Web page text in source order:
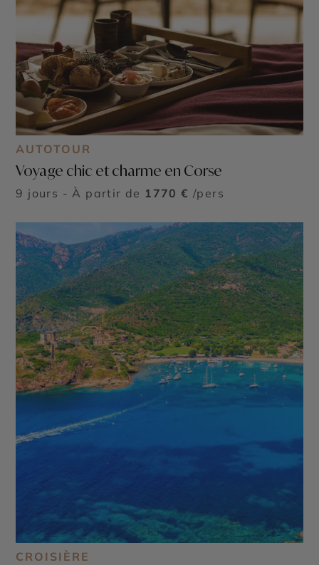
AUTOTOUR
Voyage chic et charme en Corse
9 jours - À partir de 1770 € /pers
CROISIÈRE